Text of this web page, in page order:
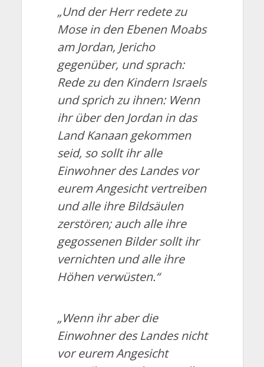
„Und der Herr redete zu
Mose in den Ebenen Moabs
am Jordan, Jericho
gegenüber, und sprach:
Rede zu den Kindern Israels
und sprich zu ihnen: Wenn
ihr über den Jordan in das
Land Kanaan gekommen
seid, so sollt ihr alle
Einwohner des Landes vor
eurem Angesicht vertreiben
und alle ihre Bildsäulen
zerstören; auch alle ihre
gegossenen Bilder sollt ihr
vernichten und alle ihre
Höhen verwüsten.“
„Wenn ihr aber die
Einwohner des Landes nicht
vor eurem Angesicht